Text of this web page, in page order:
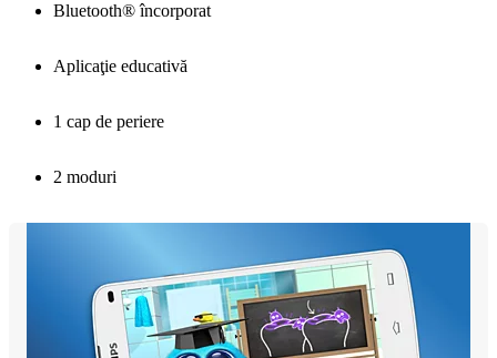
Bluetooth® încorporat
Aplicaţie educativă
1 cap de periere
2 moduri